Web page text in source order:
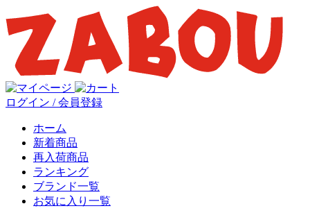
ログイン / 会員登録
ホーム
新着商品
再入荷商品
ランキング
ブランド一覧
お気に入り一覧